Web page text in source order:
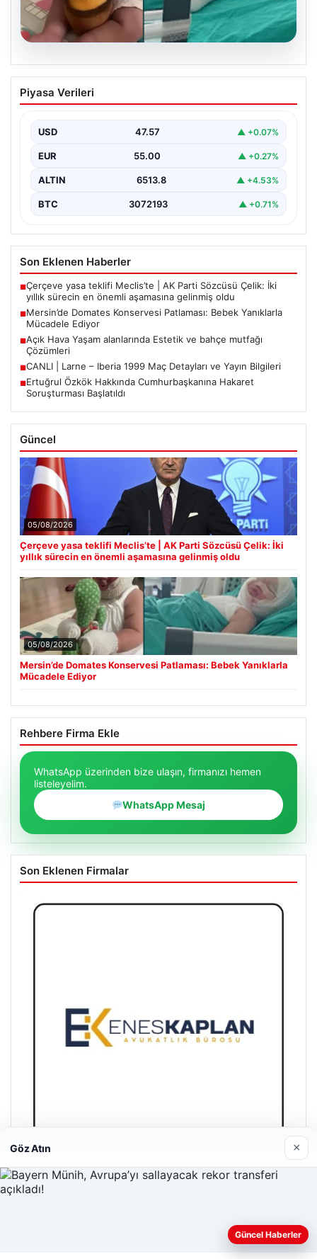
05.08.2026
Mersin’de Domates Konservesi
Patlaması: Bebek Yanıklarla Mücadele
19 Eylül 2023 tarihinde Mersin'in Çakır ailesi korku dolu
Piyasa Verileri
USD 47.57 ▲ +0.07%
EUR 55.00 ▲ +0.27%
ALTIN 6513.8 ▲ +4.53%
BTC 3072193 ▲ +0.71%
Son Eklenen Haberler
■Çerçeve yasa teklifi Meclis’te | AK Parti Sözcüsü Çelik: İki
yıllık sürecin en önemli aşamasına gelinmiş oldu
■Mersin’de Domates Konservesi Patlaması: Bebek Yanıklarla
Mücadele Ediyor
■Açık Hava Yaşam alanlarında Estetik ve bahçe mutfağı
Çözümleri
■CANLI | Larne – Iberia 1999 Maç Detayları ve Yayın Bilgileri
■Ertuğrul Özkök Hakkında Cumhurbaşkanına Hakaret
Soruşturması Başlatıldı
Güncel
05/08/2026
Çerçeve yasa teklifi Meclis’te | AK Parti Sözcüsü Çelik: İki
yıllık sürecin en önemli aşamasına gelinmiş oldu
05/08/2026
Mersin’de Domates Konservesi Patlaması: Bebek Yanıklarla
Mücadele Ediyor
Rehbere Firma Ekle
WhatsApp üzerinden bize ulaşın, firmanızı hemen
listeleyelim.
WhatsApp Mesaj
Son Eklenen Firmalar
Enes Kaplan Avukatlık Bürosu
Web sitemizi nasıl kullandığınızı daha iyi anlayabilmek,
Göz Atın ×
Güncel Haberler